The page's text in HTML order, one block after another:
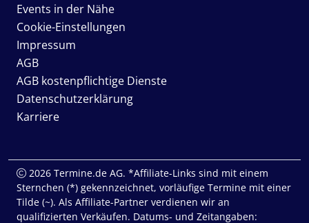
Events in der Nähe
Cookie-Einstellungen
Impressum
AGB
AGB kostenpflichtige Dienste
Datenschutzerklärung
Karriere
2026 Termine.de AG. *Affiliate-Links sind mit einem
Sternchen (*) gekennzeichnet, vorläufige Termine mit einer
Tilde (~). Als Affiliate-Partner verdienen wir an
qualifizierten Verkäufen. Datums- und Zeitangaben: